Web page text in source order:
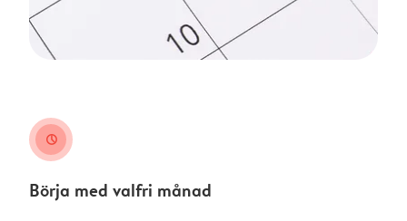
clock
Börja med valfri månad